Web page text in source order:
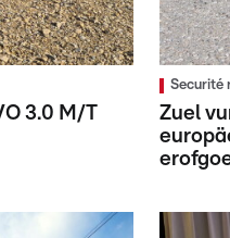
3.0 M/T
Securité
Zuel